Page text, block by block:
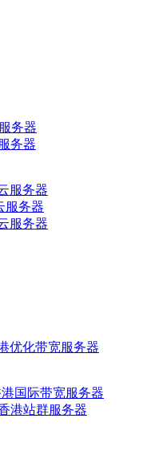
务器
务器
服务器
服务器
服务器
优化带宽服务器
国际带宽服务器
港站群服务器